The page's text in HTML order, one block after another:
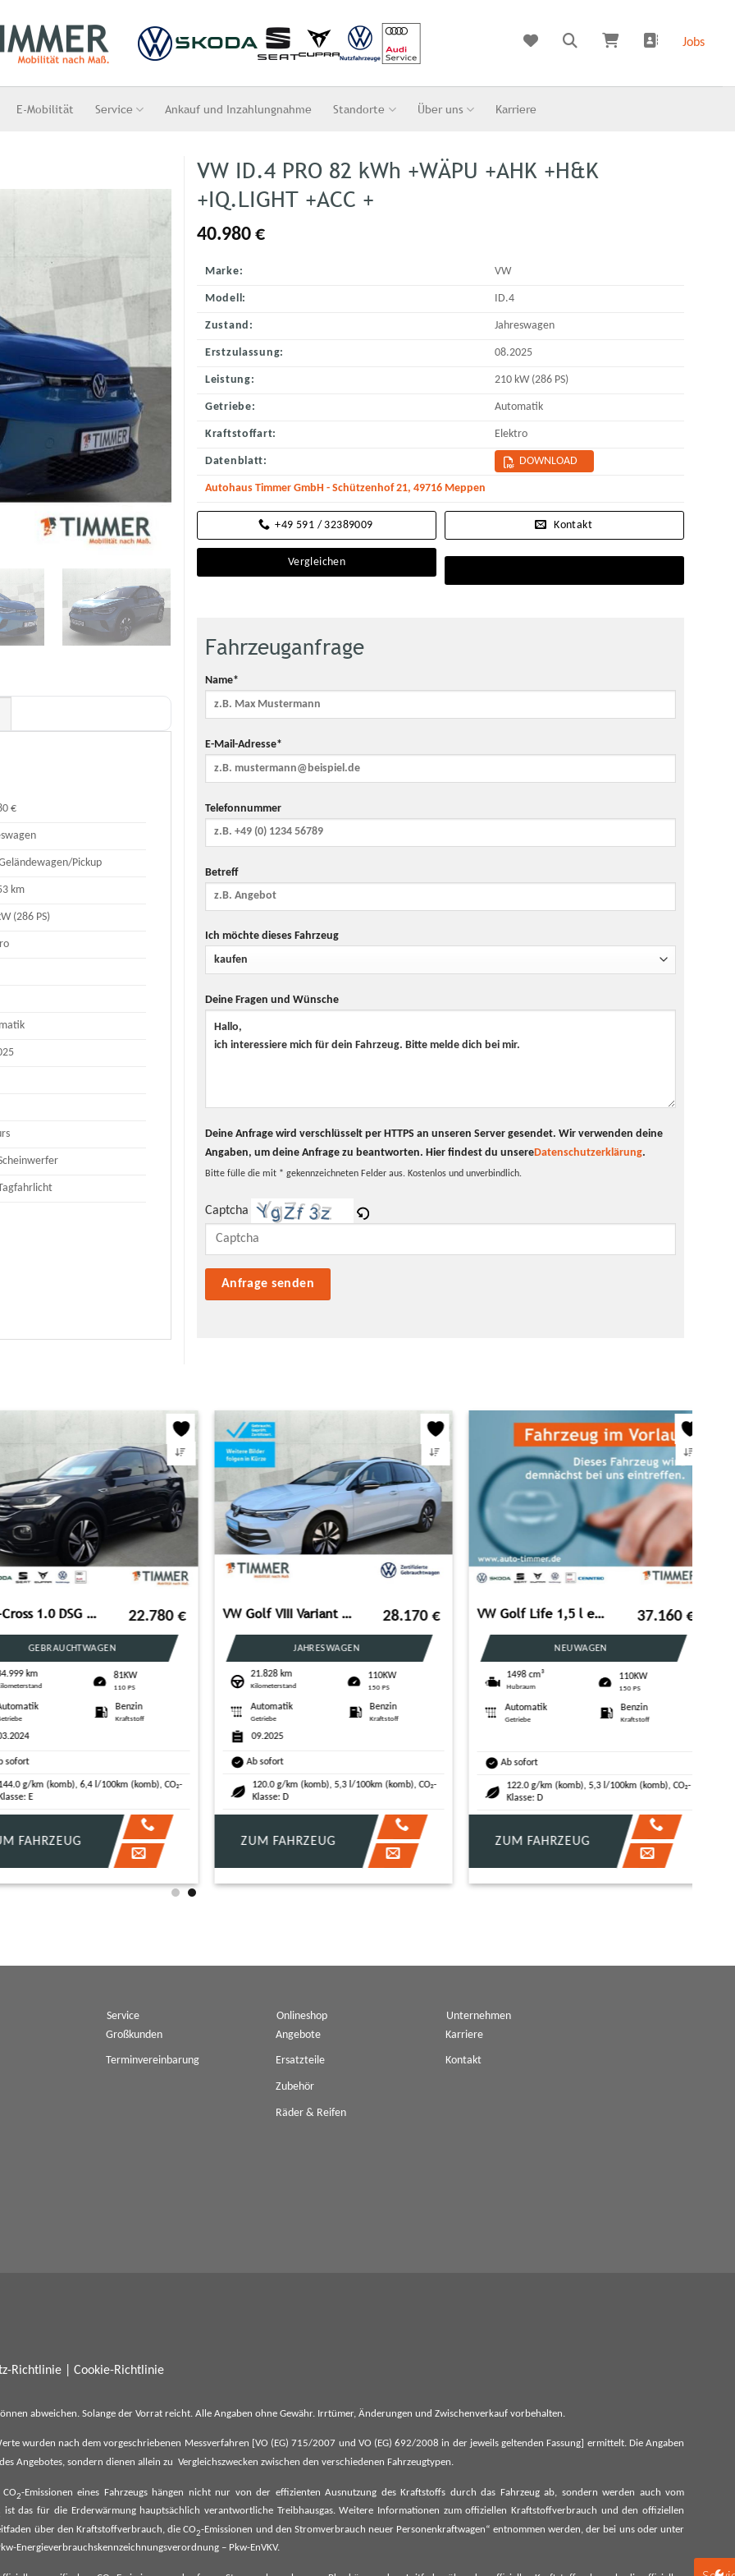
Jobs
E-Mobilität Service Ankauf und Inzahlungnahme Standorte Über uns Karriere
€
Pickup
km
(286 PS)
VW ID.4 PRO 82 kWh +WÄPU +AHK +H&K
+IQ.LIGHT +ACC +
40.980 €
Marke: VW
Modell: ID.4
Zustand: Jahreswagen
Erstzulassung: 08.2025
Leistung: 210 kW (286 PS)
Getriebe: Automatik
Kraftstoffart: Elektro
Datenblatt: DOWNLOAD
Autohaus Timmer GmbH - Schützenhof 21, 49716 Meppen
+49 591 / 32389009 Kontakt
Vergleichen
Fahrzeuganfrage
Name*
E-Mail-Adresse*
Telefonnummer
Betreff
Ich möchte dieses Fahrzeug
Deine Fragen und Wünsche
Deine Anfrage wird verschlüsselt per HTTPS an unseren Server gesendet. Wir verwenden deine
Angaben, um deine Anfrage zu beantworten. Hier findest du unsereDatenschutzerklärung.
Bitte fülle die mit * gekennzeichneten Felder aus. Kostenlos und unverbindlich.
Bitte lasse dieses Feld leer.
Captcha
VW Golf VIII Variant 1.5 eTSI DSG GOAL +AHK +360° + 28.170€
JAHRESWAGEN
km 110KW
150 PS
Benzin
Kraftstoff
g/km (komb), 5,3 l/100km (komb), CO₂-
D
VW Golf Life 1,5 l eTSI OPF 110 kW (150 PS) 37.160€
NEUWAGEN
1498 cm³
Hubraum
110KW
150 PS
Automatik
Getriebe
Benzin
Kraftstoff
Ab sofort
122.0 g/km (komb), 5,3 l/100km (komb), CO₂-
Klasse: D
ZUM FAHRZEUG
AUDI Q2 35 TFSI S tronic S LINE BLACK +LED +ACC +RKAM 22.490€
GEBRAUCHTWAGEN
94.531 km
Kilometerstand
110KW
150 PS
Automatik
Getriebe
Benzin
Kraftstoff
Ab sofort
140.0 g/km (komb), 6,2 l/100km (komb), CO₂-
Klasse: E
ZUM FAHRZEUG
Service
Großkunden
Terminvereinbarung
Onlineshop
Angebote
Ersatzteile
Zubehör
Räder & Reifen
Unternehmen
Karriere
Kontakt
Richtlinie Cookie-Richtlinie
abweichen. Solange der Vorrat reicht. Alle Angaben ohne Gewähr. Irrtümer, Änderungen und Zwischenverkauf vorbehalten.
wurden nach dem vorgeschriebenen Messverfahren [VO (EG) 715/2007 und VO (EG) 692/2008 in der jeweils geltenden Fassung] ermittelt. Die Angaben
Angebotes, sondern dienen allein zu Vergleichszwecken zwischen den verschiedenen Fahrzeugtypen.
2-Emissionen eines Fahrzeugs hängen nicht nur von der effizienten Ausnutzung des Kraftstoffs durch das Fahrzeug ab, sondern werden auch vom
ist das für die Erderwärmung hauptsächlich verantwortliche Treibhausgas. Weitere Informationen zum offiziellen Kraftstoffverbrauch und den offiziellen
über den Kraftstoffverbrauch, die CO2-Emissionen und den Stromverbrauch neuer Personenkraftwagen“ entnommen werden, der bei uns oder unter
Energieverbrauchskennzeichnungsverordnung – Pkw-EnVKV.